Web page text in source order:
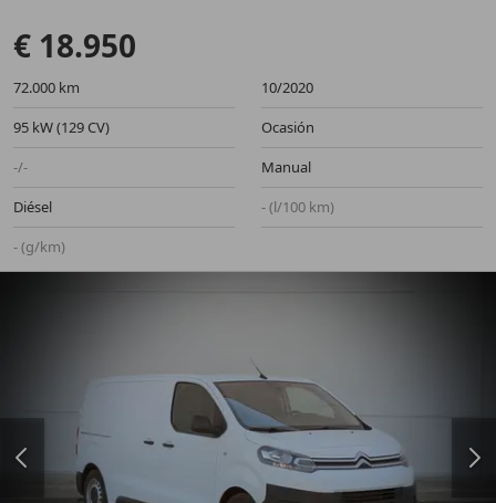
€ 18.950
72.000 km
10/2020
95 kW (129 CV)
Ocasión
-/-
Manual
Diésel
- (l/100 km)
- (g/km)